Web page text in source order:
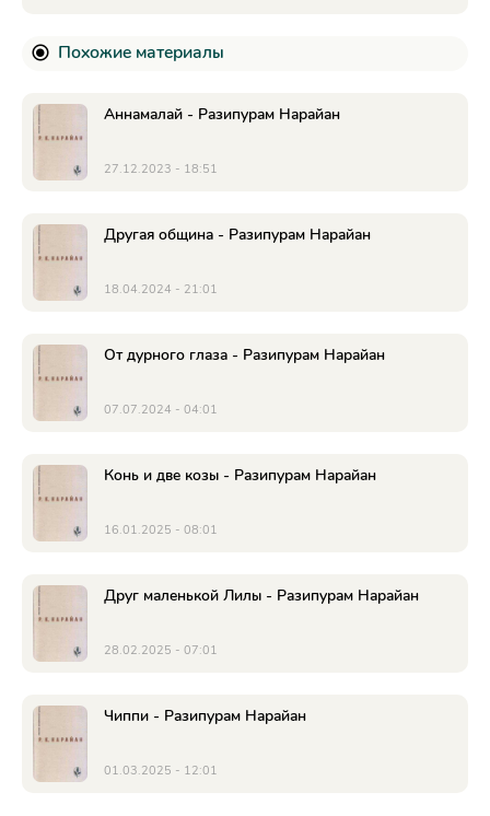
Похожие материалы
Аннамалай - Разипурам Нарайан
27.12.2023 - 18:51
Другая община - Разипурам Нарайан
18.04.2024 - 21:01
От дурного глаза - Разипурам Нарайан
07.07.2024 - 04:01
Конь и две козы - Разипурам Нарайан
16.01.2025 - 08:01
Друг маленькой Лилы - Разипурам Нарайан
28.02.2025 - 07:01
Чиппи - Разипурам Нарайан
01.03.2025 - 12:01